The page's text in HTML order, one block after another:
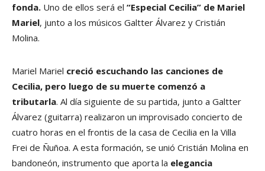
fonda. Uno de ellos será el “Especial Cecilia” de Mariel
Mariel, junto a los músicos Galtter Álvarez y Cristián
Molina.
Mariel Mariel creció escuchando las canciones de
Cecilia, pero luego de su muerte comenzó a
tributarla. Al día siguiente de su partida, junto a Galtter
Álvarez (guitarra) realizaron un improvisado concierto de
cuatro horas en el frontis de la casa de Cecilia en la Villa
Frei de Ñuñoa. A esta formación, se unió Cristián Molina en
bandoneón, instrumento que aporta la elegancia